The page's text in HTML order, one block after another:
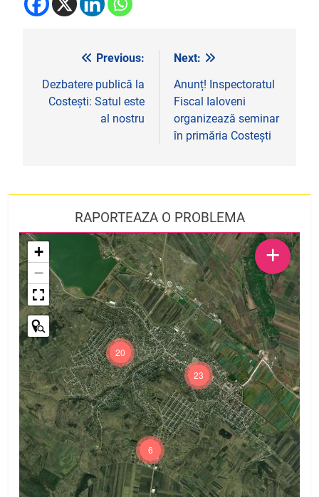
Navigare
în
articole
Previous:
Dezbatere publică la
Costeşti: Satul este
al nostru
Next:
Anunț! Inspectoratul
Fiscal Ialoveni
organizează seminar
în primăria Costești
RAPORTEAZA O PROBLEMA
23
20
6
+
−
+